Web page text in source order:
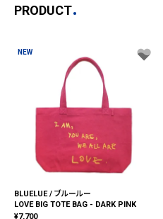
PRODUCT
NEW
BLUELUE / ブルールー
LOVE BIG TOTE BAG - DARK PINK
¥7,700